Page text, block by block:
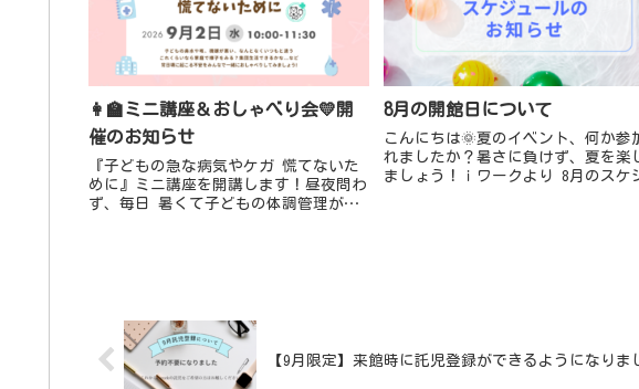
👩‍🏫ミニ講座＆おしゃべり会💛開
催のお知らせ
『子どもの急な病気やケガ 慌てないた
めに』ミニ講座を開講します！昼夜問わ
ず、毎日 暑くて子どもの体調管理が難
8月の開館日について
こんにちは🌞夏のイベント、何か参
れましたか？暑さに負けず、夏を楽
ましょう！ｉワークより 8月のスケ
【9月限定】来館時に託児登録ができるようになりま